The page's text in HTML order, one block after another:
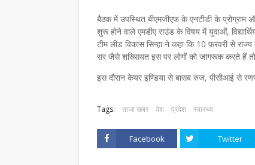
बैठक में उपस्थित बीएमजीएफ के एनटीडी के
शुरू होने वाले एमडीए राउंड के विषय में युवाओं,
टीम लीड विकास सिन्हा ने कहा कि 10 फ़रवरी से
सर जैसे शख्सियत इस पर लोगों को जागरूक करते हैं
इस दौरान केयर इण्डिया से बासब रुज, पीसीआई से
Tags: ताजा खबर देश प्रदेश स्वास्थ्य
Facebook Twitter